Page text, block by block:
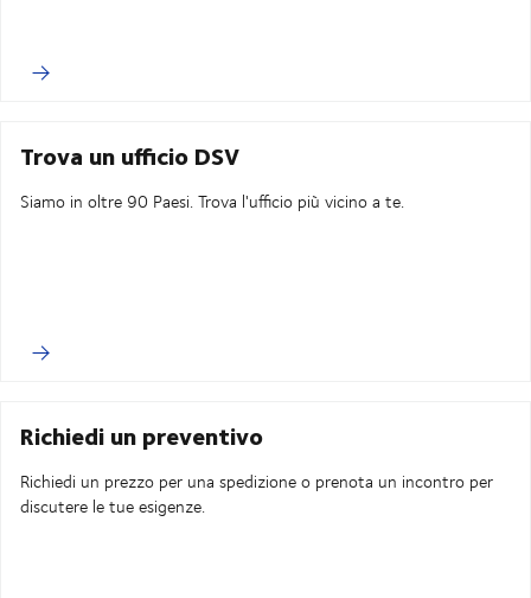
Trova un ufficio DSV
Siamo in oltre 90 Paesi. Trova l'ufficio più vicino a te.
Richiedi un preventivo
Richiedi un prezzo per una spedizione o prenota un incontro per
discutere le tue esigenze.